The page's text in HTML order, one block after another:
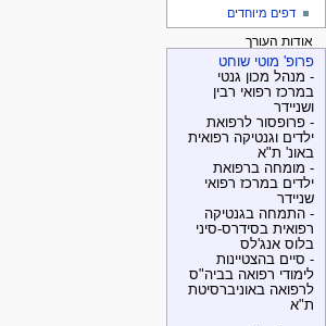
דפים מיוחדים
אודות העורך
פרופ' מוטי שוחט
- מנהל מכון גנטי
במרכז רפואי רבין
ושניידר
- פרופסור לרפואת
ילדים וגנטיקה רפואית
באונ' ת"א
- מומחה ברפואת
ילדים במרכז רפואי
שניידר
- התמחה בגנטיקה
רפואית בסידרס-סיני
בלוס אנג'לס
- סיים בהצטיינות
לימודי רפואה בביה"ס
לרפואה באוניברסיטת
ת"א